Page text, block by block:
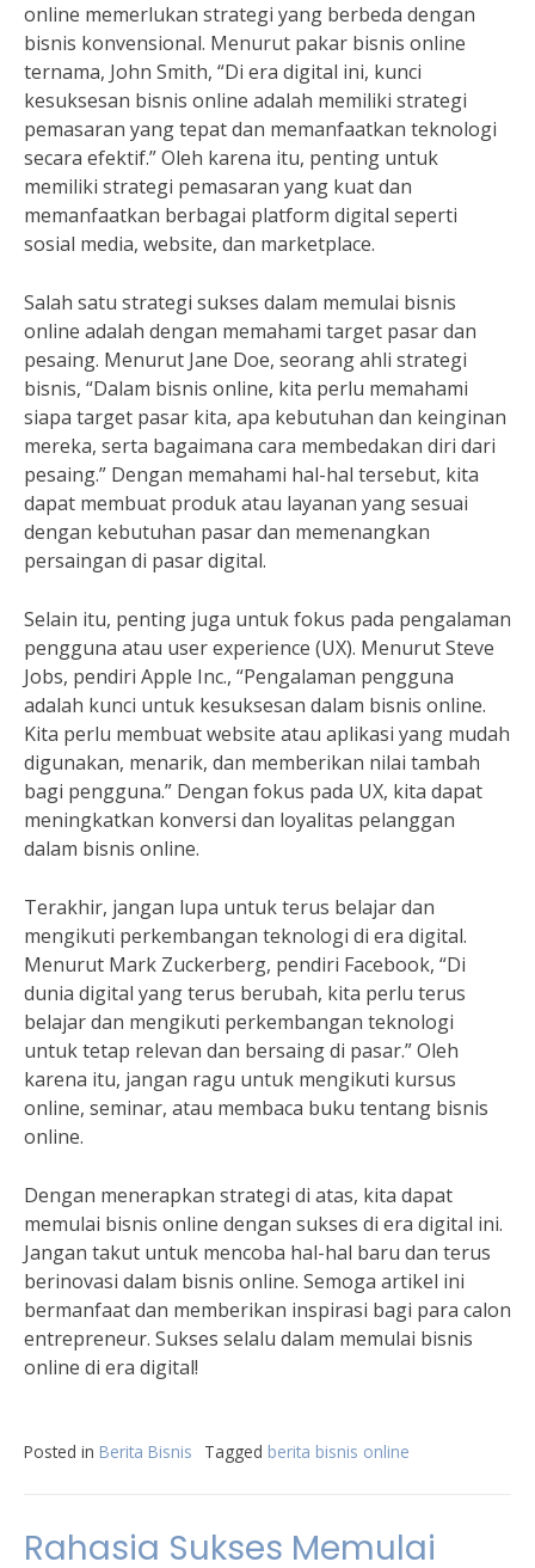
online memerlukan strategi yang berbeda dengan
bisnis konvensional. Menurut pakar bisnis online
ternama, John Smith, “Di era digital ini, kunci
kesuksesan bisnis online adalah memiliki strategi
pemasaran yang tepat dan memanfaatkan teknologi
secara efektif.” Oleh karena itu, penting untuk
memiliki strategi pemasaran yang kuat dan
memanfaatkan berbagai platform digital seperti
sosial media, website, dan marketplace.
Salah satu strategi sukses dalam memulai bisnis
online adalah dengan memahami target pasar dan
pesaing. Menurut Jane Doe, seorang ahli strategi
bisnis, “Dalam bisnis online, kita perlu memahami
siapa target pasar kita, apa kebutuhan dan keinginan
mereka, serta bagaimana cara membedakan diri dari
pesaing.” Dengan memahami hal-hal tersebut, kita
dapat membuat produk atau layanan yang sesuai
dengan kebutuhan pasar dan memenangkan
persaingan di pasar digital.
Selain itu, penting juga untuk fokus pada pengalaman
pengguna atau user experience (UX). Menurut Steve
Jobs, pendiri Apple Inc., “Pengalaman pengguna
adalah kunci untuk kesuksesan dalam bisnis online.
Kita perlu membuat website atau aplikasi yang mudah
digunakan, menarik, dan memberikan nilai tambah
bagi pengguna.” Dengan fokus pada UX, kita dapat
meningkatkan konversi dan loyalitas pelanggan
dalam bisnis online.
Terakhir, jangan lupa untuk terus belajar dan
mengikuti perkembangan teknologi di era digital.
Menurut Mark Zuckerberg, pendiri Facebook, “Di
dunia digital yang terus berubah, kita perlu terus
belajar dan mengikuti perkembangan teknologi
untuk tetap relevan dan bersaing di pasar.” Oleh
karena itu, jangan ragu untuk mengikuti kursus
online, seminar, atau membaca buku tentang bisnis
online.
Dengan menerapkan strategi di atas, kita dapat
memulai bisnis online dengan sukses di era digital ini.
Jangan takut untuk mencoba hal-hal baru dan terus
berinovasi dalam bisnis online. Semoga artikel ini
bermanfaat dan memberikan inspirasi bagi para calon
entrepreneur. Sukses selalu dalam memulai bisnis
online di era digital!
Posted in Berita Bisnis Tagged berita bisnis online
Rahasia Sukses Memulai